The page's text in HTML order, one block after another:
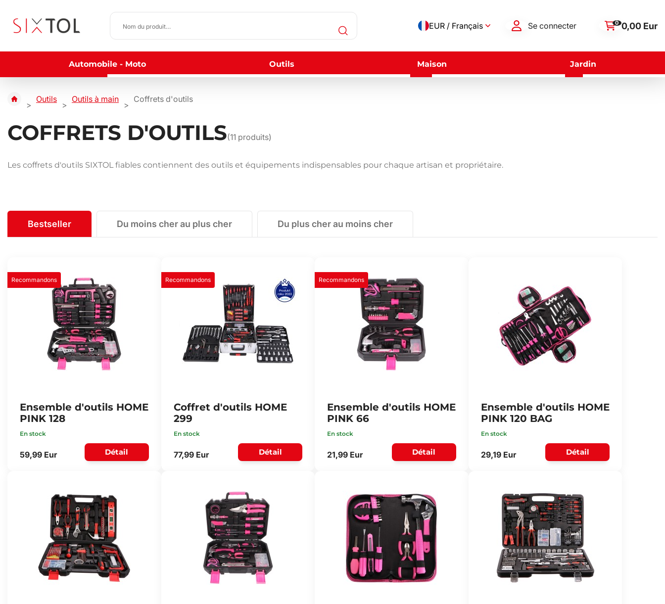
EUR / Français Se connecter 0 0,00 Eur
Automobile - Moto Outils Maison Jardin
Outils Outils à main Coffrets d'outils
COFFRETS D'OUTILS(11 produits)
Les coffrets d'outils SIXTOL fiables contiennent des outils et équipements indispensables pour chaque artisan et propriétaire.
Bestseller Du moins cher au plus cher Du plus cher au moins cher
Recommandons
Ensemble d'outils HOME
PINK 128
En stock
59,99 Eur Détail
Recommandons
Coffret d'outils HOME
299
En stock
77,99 Eur Détail
Recommandons
Ensemble d'outils HOME
PINK 66
En stock
21,99 Eur Détail
Ensemble d'outils HOME
PINK 120 BAG
En stock
29,19 Eur Détail